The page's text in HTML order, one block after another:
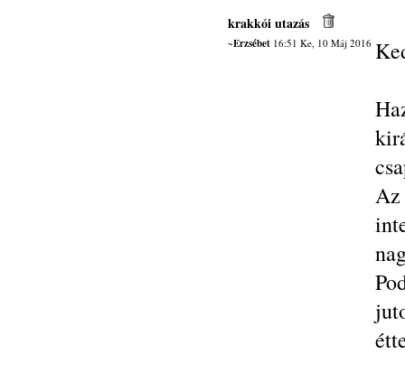
krakkói utazás
~Erzsébet16:51 Ke, 10 Máj 2016